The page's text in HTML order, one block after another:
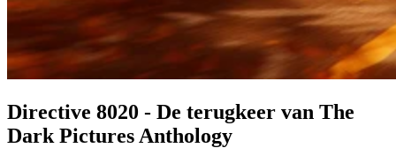
Directive 8020 - De terugkeer van The
Dark Pictures Anthology